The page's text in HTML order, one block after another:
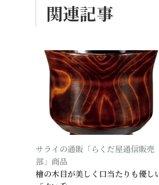
関連記事
サライの通販「らくだ屋通信販売
部」商品
檜の木目が美しく口当たりも優し